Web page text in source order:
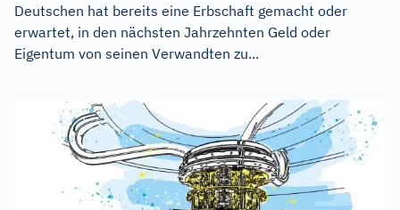
Deutschen hat bereits eine Erbschaft gemacht oder
erwartet, in den nächsten Jahrzehnten Geld oder
Eigentum von seinen Verwandten zu...